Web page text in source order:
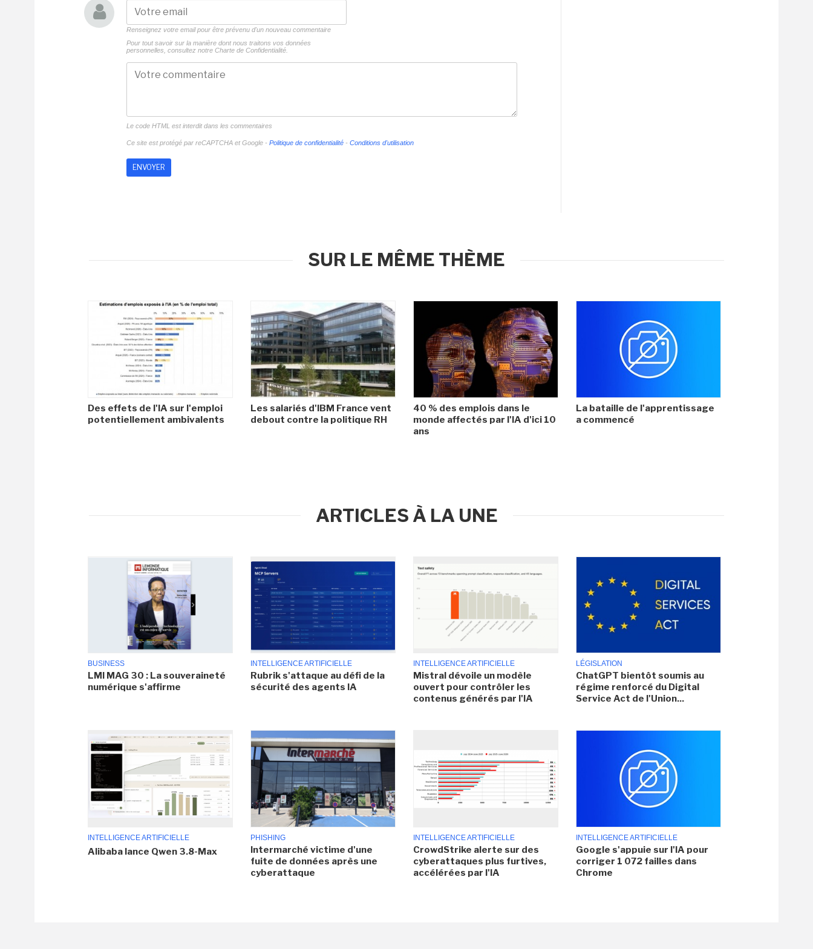
Renseignez votre email pour être prévenu d'un nouveau commentaire
Pour tout savoir sur la manière dont nous traitons vos données
personnelles, consultez notre Charte de Confidentialité.
Le code HTML est interdit dans les commentaires
Ce site est protégé par reCAPTCHA et Google - Politique de confidentialité - Conditions d'utilisation
SUR LE MÊME THÈME
Des effets de l'IA sur l'emploi
potentiellement ambivalents
Les salariés d'IBM France vent
debout contre la politique RH
40 % des emplois dans le
monde affectés par l'IA d'ici 10
ans
La bataille de l'apprentissage
a commencé
ARTICLES À LA UNE
BUSINESS
LMI MAG 30 : La souveraineté
numérique s'affirme
INTELLIGENCE ARTIFICIELLE
Rubrik s'attaque au défi de la
sécurité des agents IA
INTELLIGENCE ARTIFICIELLE
Mistral dévoile un modèle
ouvert pour contrôler les
contenus générés par l'IA
LÉGISLATION
ChatGPT bientôt soumis au
régime renforcé du Digital
Service Act de l'Union...
INTELLIGENCE ARTIFICIELLE
Alibaba lance Qwen 3.8-Max
PHISHING
Intermarché victime d'une
fuite de données après une
cyberattaque
INTELLIGENCE ARTIFICIELLE
CrowdStrike alerte sur des
cyberattaques plus furtives,
accélérées par l'IA
INTELLIGENCE ARTIFICIELLE
Google s'appuie sur l'IA pour
corriger 1 072 failles dans
Chrome